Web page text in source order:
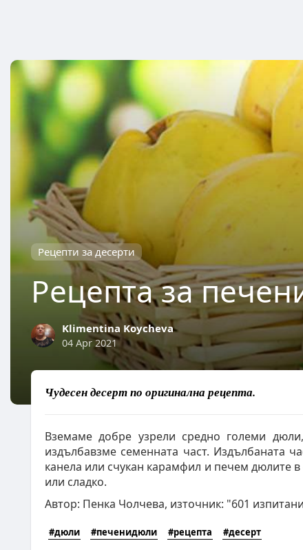
Рецепти за десерти
Рецепта за
Klimentina Koycheva
04 Apr 2021
Чудесен десерт по оригинална рецепта.
Вземаме добре узрели средно големи
издълбавзме семенната част. Издълбаната
канела или счукан карамфил и печем дюлите
или сладко.
Автор: Пенка Чолчева, източник: "601
#дюли #печенидюли #рецепта #десерт